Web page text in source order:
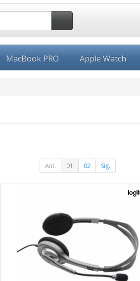
MacBook PRO Apple Watch
Ant. 01 02 Sig.